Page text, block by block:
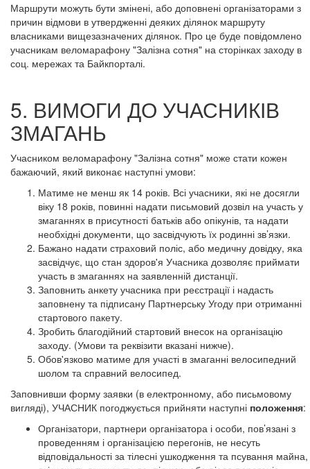
Маршрути можуть бути змінені, або доповнені організаторами з
причин відмови в утвердженні деяких ділянок маршруту
власниками вищезазначених ділянок. Про це буде повідомлено
учасникам веломарафону "Залізна сотня" на сторінках заходу в
соц. мережах та Байкпорталі.
5. ВИМОГИ ДО УЧАСНИКІВ
ЗМАГАНЬ
Учасником веломарафону "Залізна сотня" може стати кожен
бажаючий, який виконає наступні умови:
Матиме не менш як 14 років. Всі учасники, які не досягли
віку 18 років, повинні надати письмовий дозвіл на участь у
змаганнях в присутності батьків або опікунів, та надати
необхідні документи, що засвідчують їх родинні зв’язки.
Бажано надати страховий поліс, або медичну довідку, яка
засвідчує, що стан здоров'я Учасника дозволяє приймати
участь в змаганнях на заявленній дистанції.
Заповнить анкету учасника при реєстрації і надасть
заповнену та підписану Партнерську Угоду при отриманні
стартового пакету.
Зробить благодійний стартовий внесок на організацію
заходу. (Умови та реквізити вказані нижче).
Обов'язково матиме для участі в змаганні велосипедний
шолом та справний велосипед.
Заповнивши форму заявки (в електронному, або письмовому
вигляді), УЧАСНИК погоджується прийняти наступні положення:
Організатори, партнери організатора і особи, пов’язані з
проведенням і організацією перегонів, не несуть
відповідальності за тілесні ушкодження та псування майна,